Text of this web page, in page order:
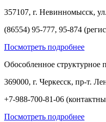
357107, г. Невинномысск,
(86554) 95-777, 95-874
Посмотреть подробнее
Обособленное структурное
369000, г. Черкесск, пр-т.
+7-988-700-81-06
Посмотреть подробнее